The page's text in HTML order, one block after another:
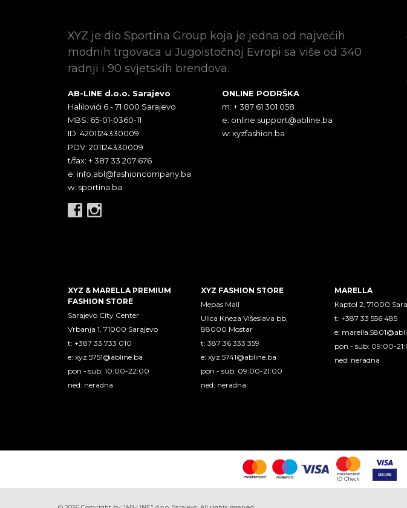
XYZ je dio Sportina Group koja je jedna od najvećih
modnih trgovaca u Jugoistočnoj Evropi sa više od 340
radnji i 90 svjetskih brendova.
AB-LINE d.o.o. Sarajevo
Halilovići 6 - 71 000 Sarajevo
MBS: 65-01-0360-11
ID: 4201124330009
PDV: 201124330009
t/fax: + 387 33 207 676
e: info.abl@fashioncompany.ba
w: sportina.ba
ONLINE PODRŠKA
m: + 387 61 301 058
e: online.support@abline.ba
w: xyzfashion.ba
XYZ & MARELLA PREMIUM
FASHION STORE
Sarajevo City Center
Vrbanja 1, 71000 Sarajevo
t: +387 33 733 010
e: xyz.5751@abline.ba
pon - sub: 10:00-22:00
ned: neradna
XYZ FASHION STORE
Mepas Mall
Ulica Kneza Višeslava bb,
88000 Mostar
t: 387 36 333 359
e:xyz.5741@abline.ba
pon - sub: 09:00-21:00
ned: neradna
MARELLA
Kaptol 2, 71000
t: +387 33 556 485
e:
pon - sub: 09:00-
ned: neradna